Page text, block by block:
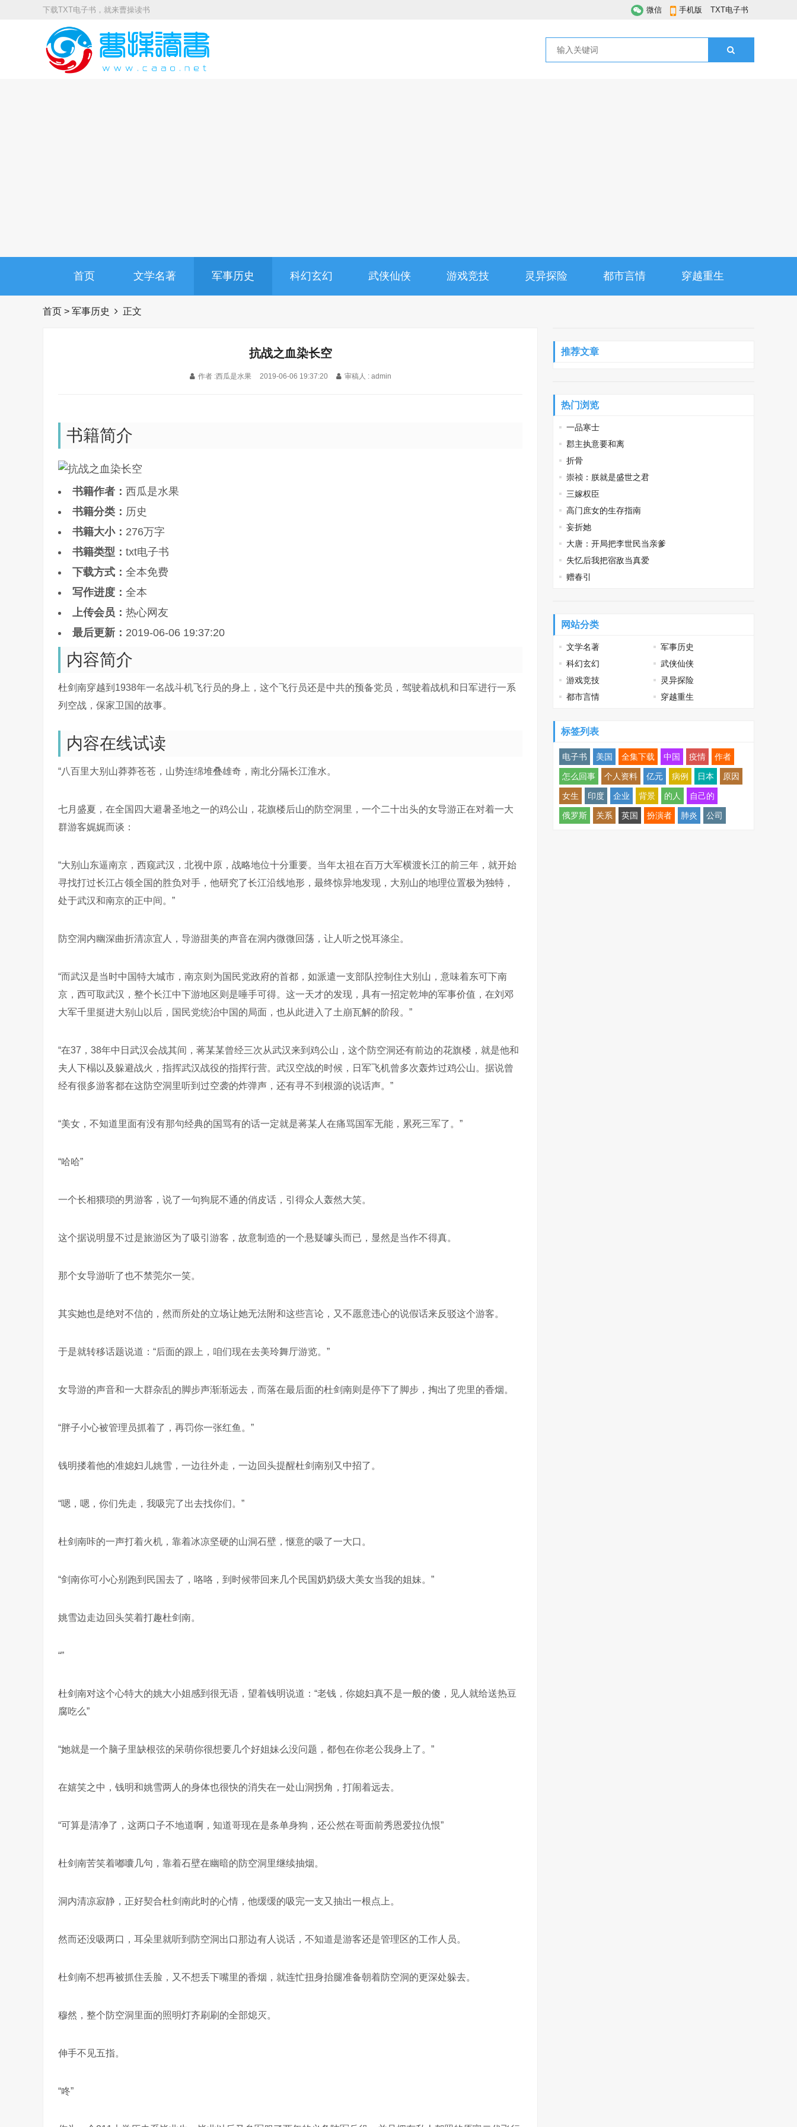
下载TXT电子书，就来曹操读书 微信 手机版 TXT电子书
首页 文学名著 军事历史 科幻玄幻 武侠仙侠 游戏竞技 灵异探险 都市言情 穿越重生
首页 > 军事历史 正文
抗战之血染长空
作者 :西瓜是水果 2019-06-06 19:37:20 审稿人 : admin
书籍简介
书籍作者： 西瓜是水果
书籍分类： 历史
书籍大小： 276万字
书籍类型： txt电子书
下载方式： 全本免费
写作进度： 全本
上传会员： 热心网友
最后更新： 2019-06-06 19:37:20
内容简介
杜剑南穿越到1938年一名战斗机飞行员的身上，这个飞行员还是中共的预备党员，驾驶着战机和日军进行一系
列空战，保家卫国的故事。
内容在线试读
“八百里大别山莽莽苍苍，山势连绵堆叠雄奇，南北分隔长江淮水。
七月盛夏，在全国四大避暑圣地之一的鸡公山，花旗楼后山的防空洞里，一个二十出头的女导游正在对着一大
群游客娓娓而谈：
“大别山东逼南京，西窥武汉，北视中原，战略地位十分重要。当年太祖在百万大军横渡长江的前三年，就开始
寻找打过长江占领全国的胜负对手，他研究了长江沿线地形，最终惊异地发现，大别山的地理位置极为独特，
处于武汉和南京的正中间。”
防空洞内幽深曲折清凉宜人，导游甜美的声音在洞内微微回荡，让人听之悦耳涤尘。
“而武汉是当时中国特大城市，南京则为国民党政府的首都，如派遣一支部队控制住大别山，意味着东可下南
京，西可取武汉，整个长江中下游地区则是唾手可得。这一天才的发现，具有一招定乾坤的军事价值，在刘邓
大军千里挺进大别山以后，国民党统治中国的局面，也从此进入了土崩瓦解的阶段。”
“在37，38年中日武汉会战其间，蒋某某曾经三次从武汉来到鸡公山，这个防空洞还有前边的花旗楼，就是他和
夫人下榻以及躲避战火，指挥武汉战役的指挥行营。武汉空战的时候，日军飞机曾多次轰炸过鸡公山。据说曾
经有很多游客都在这防空洞里听到过空袭的炸弹声，还有寻不到根源的说话声。”
“美女，不知道里面有没有那句经典的国骂有的话一定就是蒋某人在痛骂国军无能，累死三军了。”
“哈哈”
一个长相猥琐的男游客，说了一句狗屁不通的俏皮话，引得众人轰然大笑。
这个据说明显不过是旅游区为了吸引游客，故意制造的一个悬疑噱头而已，显然是当作不得真。
那个女导游听了也不禁莞尔一笑。
其实她也是绝对不信的，然而所处的立场让她无法附和这些言论，又不愿意违心的说假话来反驳这个游客。
于是就转移话题说道：“后面的跟上，咱们现在去美玲舞厅游览。”
女导游的声音和一大群杂乱的脚步声渐渐远去，而落在最后面的杜剑南则是停下了脚步，掏出了兜里的香烟。
“胖子小心被管理员抓着了，再罚你一张红鱼。”
钱明搂着他的准媳妇儿姚雪，一边往外走，一边回头提醒杜剑南别又中招了。
“嗯，嗯，你们先走，我吸完了出去找你们。”
杜剑南咔的一声打着火机，靠着冰凉坚硬的山洞石壁，惬意的吸了一大口。
“剑南你可小心别跑到民国去了，咯咯，到时候带回来几个民国奶奶级大美女当我的姐妹。”
姚雪边走边回头笑着打趣杜剑南。
“”
杜剑南对这个心特大的姚大小姐感到很无语，望着钱明说道：“老钱，你媳妇真不是一般的傻，见人就给送热豆
腐吃么”
“她就是一个脑子里缺根弦的呆萌你很想要几个好姐妹么没问题，都包在你老公我身上了。”
在嬉笑之中，钱明和姚雪两人的身体也很快的消失在一处山洞拐角，打闹着远去。
“可算是清净了，这两口子不地道啊，知道哥现在是条单身狗，还公然在哥面前秀恩爱拉仇恨”
杜剑南苦笑着嘟囔几句，靠着石壁在幽暗的防空洞里继续抽烟。
洞内清凉寂静，正好契合杜剑南此时的心情，他缓缓的吸完一支又抽出一根点上。
然而还没吸两口，耳朵里就听到防空洞出口那边有人说话，不知道是游客还是管理区的工作人员。
杜剑南不想再被抓住丢脸，又不想丢下嘴里的香烟，就连忙扭身抬腿准备朝着防空洞的更深处躲去。
穆然，整个防空洞里面的照明灯齐刷刷的全部熄灭。
伸手不见五指。
“咚”
推荐文章
热门浏览
一品寒士
郡主执意要和离
折骨
崇祯：朕就是盛世之君
三嫁权臣
高门庶女的生存指南
妄折她
大唐：开局把李世民当亲爹
失忆后我把宿敌当真爱
赠春引
网站分类
文学名著
军事历史
科幻玄幻
武侠仙侠
游戏竞技
灵异探险
都市言情
穿越重生
标签列表
电子书 美国 全集下载 中国 疫情 作者
怎么回事 个人资料 亿元 病例 日本 原因
女生 印度 企业 背景 的人 自己的
俄罗斯 关系 英国 扮演者 肺炎 公司